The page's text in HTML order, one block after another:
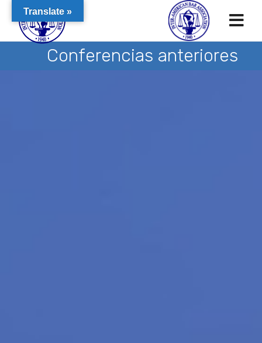
Conferencias anteriores
Translate »